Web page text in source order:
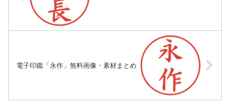
電子印鑑「永作」無料画像・素材まとめ